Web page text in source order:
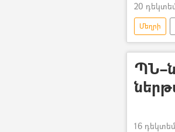
20
Մեղրի
16